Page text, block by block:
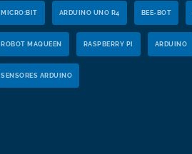
MICRO:BIT ARDUINO UNO R4 BEE-BOT
ROBOT MAQUEEN RASPBERRY PI ARDUINO
SENSORES ARDUINO